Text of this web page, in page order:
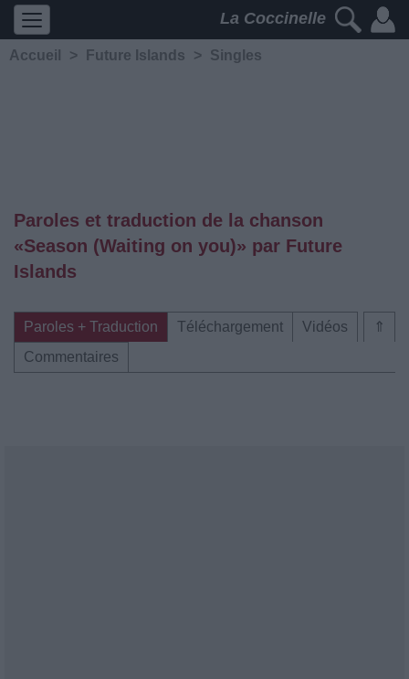
La Coccinelle
Accueil > Future Islands > Singles
Paroles et traduction de la chanson
«Season (Waiting on you)» par Future
Islands
⇑
Paroles + Traduction Téléchargement
Vidéos
Commentaires